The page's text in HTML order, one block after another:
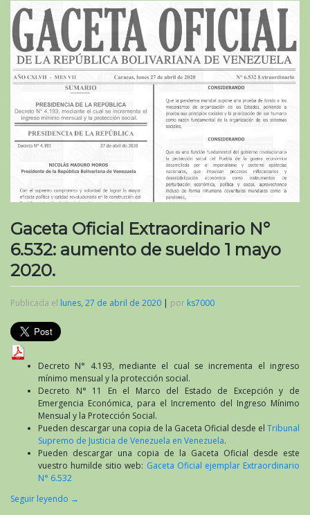
Gaceta Oficial Extraordinario N°
6.532: aumento de sueldo 1 mayo
2020.
Publicada el lunes, 27 de abril de 2020 | por ks7000
Decreto N° 4.193, mediante el cual se incrementa el ingreso
mínimo mensual y la protección social.
Decreto N° 11 En el Marco del Estado de Excepción y de
Emergencia Económica, para el Incremento del Ingreso Mínimo
Mensual y la Protección Social.
Pueden descargar una copia de la Gaceta Oficial desde el Tribunal
Supremo de Justicia de Venezuela en Venezuela.
Pueden descargar una copia de la Gaceta Oficial desde este
vuestro humilde sitio web: Gaceta Oficial ejemplar Extraordinario
N° 6.532
Seguir leyendo →